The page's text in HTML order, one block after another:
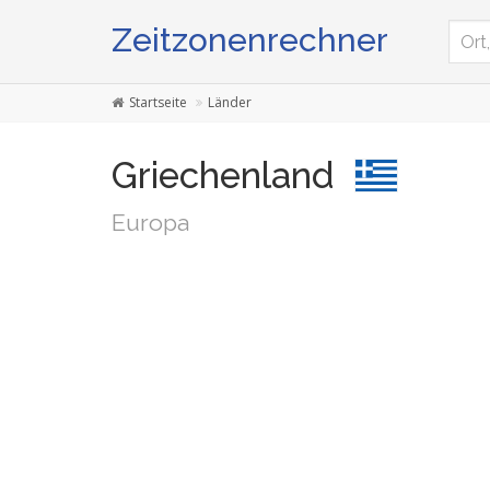
Zeitzonenrechner
Startseite Länder
Griechenland
Europa